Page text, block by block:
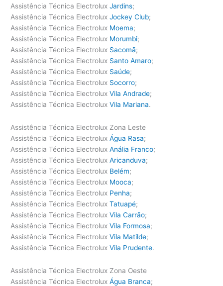
Assistência Técnica ElectroluxJardins;
Assistência Técnica ElectroluxJockey Club;
Assistência Técnica Electrolux Moema;
Assistência Técnica Electrolux Morumbi;
Assistência Técnica Electrolux Sacomã;
Assistência Técnica Electrolux Santo Amaro;
Assistência Técnica Electrolux Saúde;
Assistência Técnica Electrolux Socorro;
Assistência Técnica ElectroluxVila Andrade;
Assistência Técnica ElectroluxVila Mariana.
Assistência Técnica Electrolux Zona Leste
Assistência Técnica ElectroluxÁgua Rasa;
Assistência Técnica ElectroluxAnália Franco;
Assistência Técnica ElectroluxAricanduva;
Assistência Técnica Electrolux Belém;
Assistência Técnica Electrolux Mooca;
Assistência Técnica Electrolux Penha;
Assistência Técnica ElectroluxTatuapé;
Assistência Técnica ElectroluxVila Carrão;
Assistência Técnica ElectroluxVila Formosa;
Assistência Técnica ElectroluxVila Matilde;
Assistência Técnica ElectroluxVila Prudente.
Assistência Técnica Electrolux Zona Oeste
Assistência Técnica ElectroluxÁgua Branca;